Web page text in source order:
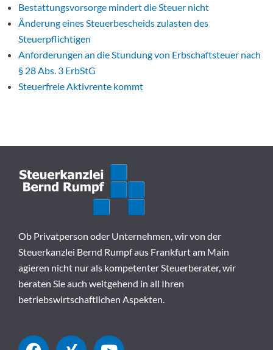
Bestattungsvorsorge mindert die Steuer nicht
Änderung eines Steuerbescheids zulasten des
Steuerpflichtigen
Anforderungen an die Stundung von Erbschaftsteuer nach
§ 28 Abs. 3 ErbStG
Steuerfreie Aktivrente kommt
Ob Privatperson oder Unternehmen, wir von der
Steuerkanzlei Bernd Rumpf aus Frankfurt am Main
agieren nicht nur als kompetenter Steuerberater, wir
beraten Sie auch weitgehend in all Ihren
betriebswirtschaftlichen Aspekten.